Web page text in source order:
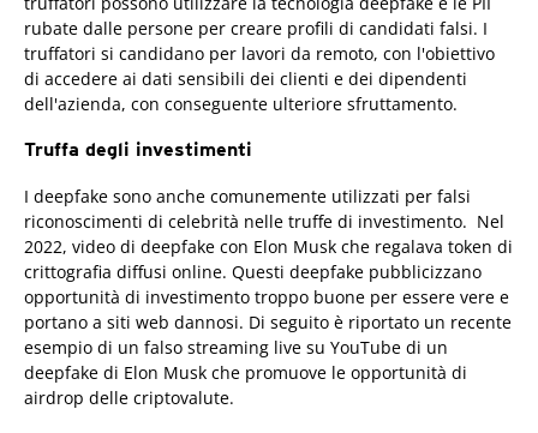
rubate dalle persone per creare profili di candidati falsi. I
truffatori si candidano per lavori da remoto, con l'obiettivo
di accedere ai dati sensibili dei clienti e dei dipendenti
dell'azienda, con conseguente ulteriore sfruttamento.
Truffa degli investimenti
I deepfake sono anche comunemente utilizzati per falsi
riconoscimenti di celebrità nelle truffe di investimento. Nel
2022, video di deepfake con Elon Musk che regalava token di
crittografia diffusi online. Questi deepfake pubblicizzano
opportunità di investimento troppo buone per essere vere e
portano a siti web dannosi. Di seguito è riportato un recente
esempio di un falso streaming live su YouTube di un
deepfake di Elon Musk che promuove le opportunità di
airdrop delle criptovalute.